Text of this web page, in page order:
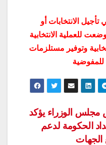
الانتخابات أو
للعملية الانتخابية
وتوفير مستلزمات
للمفوضية
مجلس الوزراء يؤكد
الحكومة لدعم
الجهات